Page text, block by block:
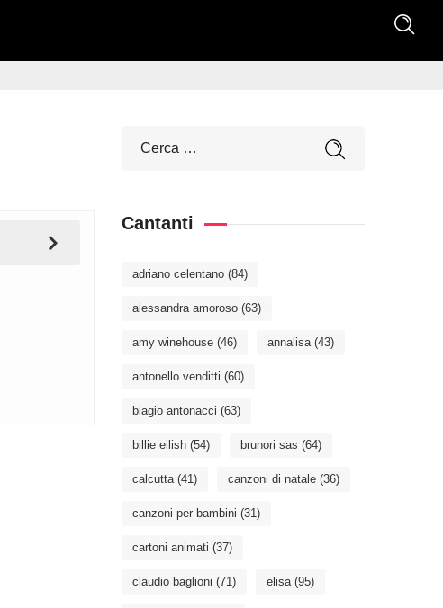
Cantanti
adriano celentano (84)
alessandra amoroso (63)
amy winehouse (46) annalisa(43)
antonello venditti (60)
biagio antonacci (63)
billie eilish (54) brunori sas (64)
calcutta(41) canzoni di natale (36)
canzoni per bambini (31)
cartoni animati (37)
claudio baglioni (71) elisa(95)